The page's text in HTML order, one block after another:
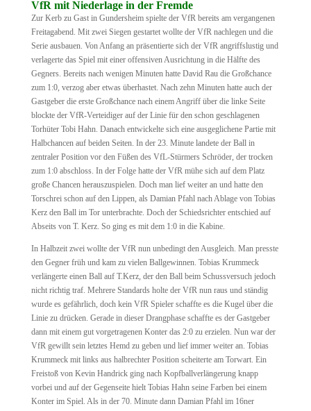
VfR mit Niederlage in der Fremde
Zur Kerb zu Gast in Gundersheim spielte der VfR bereits am vergangenen
Freitagabend. Mit zwei Siegen gestartet wollte der VfR nachlegen und die
Serie ausbauen. Von Anfang an präsentierte sich der VfR angriffslustig und
verlagerte das Spiel mit einer offensiven Ausrichtung in die Hälfte des
Gegners. Bereits nach wenigen Minuten hatte David Rau die Großchance
zum 1:0, verzog aber etwas überhastet. Nach zehn Minuten hatte auch der
Gastgeber die erste Großchance nach einem Angriff über die linke Seite
blockte der VfR-Verteidiger auf der Linie für den schon geschlagenen
Torhüter Tobi Hahn. Danach entwickelte sich eine ausgeglichene Partie mit
Halbchancen auf beiden Seiten. In der 23. Minute landete der Ball in
zentraler Position vor den Füßen des VfL-Stürmers Schröder, der trocken
zum 1:0 abschloss. In der Folge hatte der VfR mühe sich auf dem Platz
große Chancen herauszuspielen. Doch man lief weiter an und hatte den
Torschrei schon auf den Lippen, als Damian Pfahl nach Ablage von Tobias
Kerz den Ball im Tor unterbrachte. Doch der Schiedsrichter entschied auf
Abseits von T. Kerz. So ging es mit dem 1:0 in die Kabine.
In Halbzeit zwei wollte der VfR nun unbedingt den Ausgleich. Man presste
den Gegner früh und kam zu vielen Ballgewinnen. Tobias Krummeck
verlängerte einen Ball auf T.Kerz, der den Ball beim Schussversuch jedoch
nicht richtig traf. Mehrere Standards holte der VfR nun raus und ständig
wurde es gefährlich, doch kein VfR Spieler schaffte es die Kugel über die
Linie zu drücken. Gerade in dieser Drangphase schaffte es der Gastgeber
dann mit einem gut vorgetragenen Konter das 2:0 zu erzielen. Nun war der
VfR gewillt sein letztes Hemd zu geben und lief immer weiter an. Tobias
Krummeck mit links aus halbrechter Position scheiterte am Torwart. Ein
Freistoß von Kevin Handrick ging nach Kopfballverlängerung knapp
vorbei und auf der Gegenseite hielt Tobias Hahn seine Farben bei einem
Konter im Spiel. Als in der 70. Minute dann Damian Pfahl im 16ner